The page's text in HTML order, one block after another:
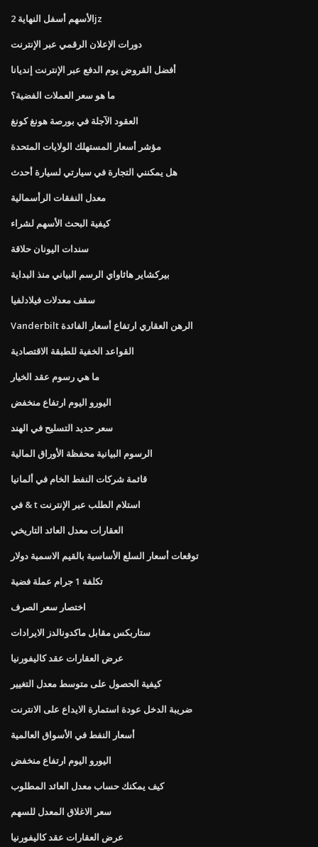
الأسهم أسفل النهاية 2jz
دورات الإعلان الرقمي عبر الإنترنت
أفضل القروض يوم الدفع عبر الإنترنت إنديانا
ما هو سعر العملات الفضية؟
العقود الآجلة في بورصة هونغ كونغ
مؤشر أسعار المستهلك الولايات المتحدة
هل يمكنني التجارة في سيارتي لسيارة أحدث
معدل النفقات الرأسمالية
كيفية البحث الأسهم لشراء
سندات اليونان حلاقة
بيركشاير هاثاواي الرسم البياني منذ البداية
سقف معدلات فيلادلفيا
Vanderbilt الرهن العقاري ارتفاع أسعار الفائدة
القواعد الخفية للطبقة الاقتصادية
ما هي رسوم عقد الخيار
اليورو اليوم ارتفاع منخفض
سعر حديد التسليح في الهند
الرسوم البيانية محفظة الأوراق المالية
قائمة شركات النفط الخام في ألمانيا
في & t استلام الطلب عبر الإنترنت
العقارات معدل العائد التاريخي
توقعات أسعار السلع الأساسية بالقيم الاسمية دولار
تكلفة 1 جرام عملة فضية
اختصار سعر الصرف
ستاربكس مقابل ماكدونالدز الايرادات
عرض العقارات عقد كاليفورنيا
كيفية الحصول على متوسط ​​معدل التغيير
ضريبة الدخل عودة استمارة الايداع على الانترنت
أسعار النفط في الأسواق العالمية
اليورو اليوم ارتفاع منخفض
كيف يمكنك حساب معدل العائد المطلوب
سعر الاغلاق المعدل للسهم
عرض العقارات عقد كاليفورنيا